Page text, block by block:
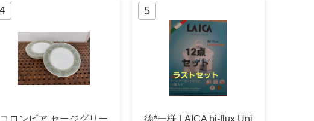
コロンビア セージグリー 徳*一様 LAICA bi-flux Uni